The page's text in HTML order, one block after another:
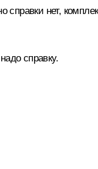
нет,
справку.